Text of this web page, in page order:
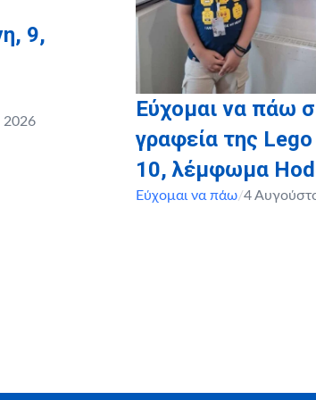
9,
2026
Εύχομαι να πάω
γραφεία της
10, λέμφωμα
Εύχομαι να πάω/4